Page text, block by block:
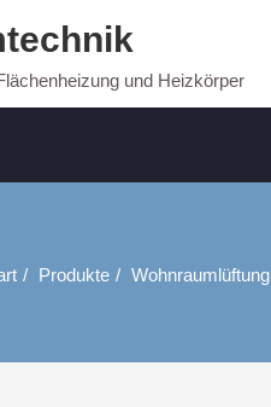
und Heizkörper
Produkte Wohnraumlüftung